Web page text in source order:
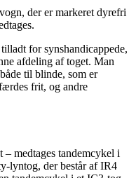
der er markeret dyrefri
for synshandicappede,
afdeling af toget. Man
til blinde, som er
frit, og andre
medtages tandemcykel i
lyntog, der består af IR4